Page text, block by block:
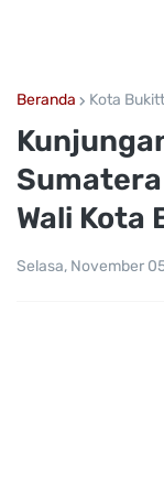
Beranda Kota
Wali
Selasa, November